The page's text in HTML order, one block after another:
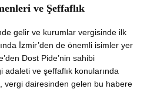
ve Şeffaflık
gelir ve kurumlar vergisinde ilk
İzmir’den de önemli isimler yer
Dost Pide’nin sahibi
adaleti ve şeffaflık konularında
vergi dairesinden gelen bu habere